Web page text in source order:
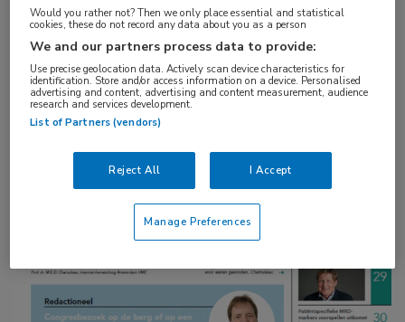
Would you rather not? Then we only place essential and statistical
cookies, these do not record any data about you as a person
We and our partners process data to provide:
Use precise geolocation data. Actively scan device characteristics for
identification. Store and/or access information on a device. Personalised
advertising and content, advertising and content measurement, audience
research and services development.
List of Partners (vendors)
Reject All I Accept
Manage Preferences